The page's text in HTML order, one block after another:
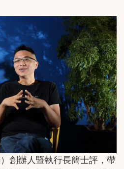
創辦人暨執行長簡士評，帶